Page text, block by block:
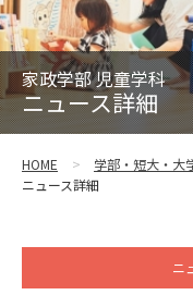
家政学部 児童学科
ニュース詳細
HOME 学部・短大・大
ニュース詳細
ニ